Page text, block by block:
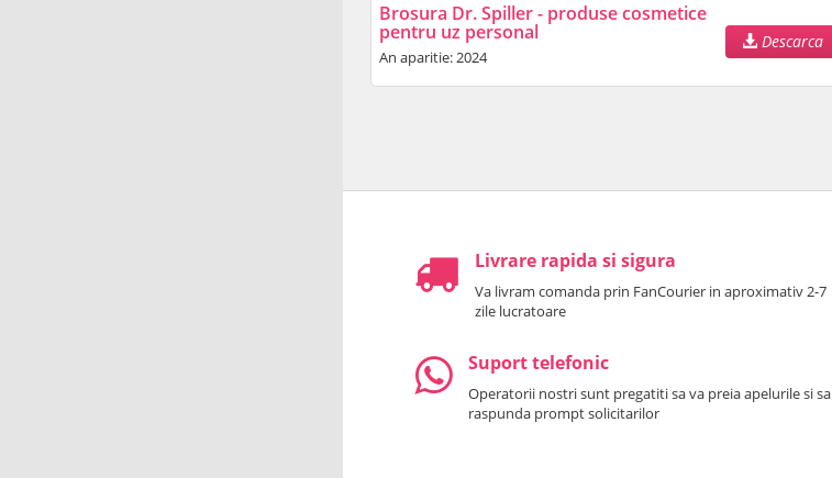
Brosura Dr. Spiller - produse cosmetice
pentru uz personal
An aparitie: 2024
Descarca
Livrare rapida si sigura
Va livram comanda prin FanCourier in aproximativ 2-7
zile lucratoare
Suport telefonic
Operatorii nostri sunt pregatiti sa va preia apelurile si sa
raspunda prompt solicitarilor